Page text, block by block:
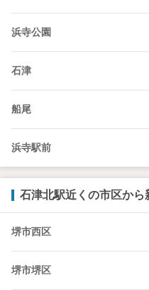
浜寺公園
石津
船尾
浜寺駅前
石津北駅近くの市区から
堺市西区
堺市堺区